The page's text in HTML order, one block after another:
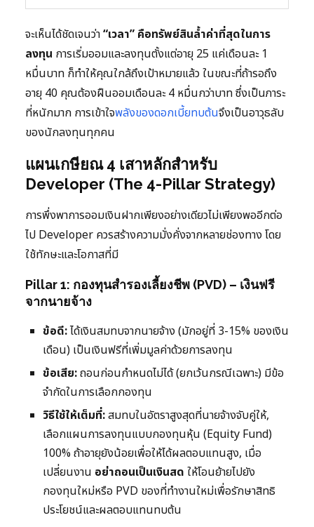
จะเห็นได้ชัดเจนว่า“เวลา” คือทรัพย์สินล้ำค่าที่สุดในการ
ลงทุน การเริ่มออมและลงทุนตั้งแต่อายุ 25 แค่เดือนละ 1
หมื่นบาท ก็ทำให้คุณใกล้ถึงเป้าหมายแล้ว ในขณะที่ถ้ารอถึง
อายุ 40 คุณต้องฝืนออมเดือนละ 4 หมื่นกว่าบาท ซึ่งเป็นภาระ
ที่หนักมาก การเข้าใจพลังของดอกเบี้ยทบต้นจึงเป็นอาวุธลับ
ของนักลงทุนทุกคน
แผนเกษียณ 4 เสาหลักสำหรับ
Developer (The 4-Pillar Strategy)
การพึ่งพาการออมเงินฝากเพียงอย่างเดียวไม่เพียงพออีกต่อ
ไป Developer ควรสร้างความมั่งคั่งจากหลายช่องทาง โดย
ใช้ทักษะและโอกาสที่มี
Pillar 1: กองทุนสำรองเลี้ยงชีพ (PVD) – เงินฟรี
จากนายจ้าง
ข้อดี:ได้เงินสมทบจากนายจ้าง (มักอยู่ที่ 3-15% ของเงิน
เดือน) เป็นเงินฟรีที่เพิ่มมูลค่าด้วยการลงทุน
ข้อเสีย:ถอนก่อนกำหนดไม่ได้ (ยกเว้นกรณีเฉพาะ) มีข้อ
จำกัดในการเลือกกองทุน
วิธีใช้ให้เต็มที่:สมทบในอัตราสูงสุดที่นายจ้างจับคู่ให้,
เลือกแผนการลงทุนแบบกองทุนหุ้น (Equity Fund)
100% ถ้าอายุยังน้อยเพื่อให้ได้ผลตอบแทนสูง, เมื่อ
เปลี่ยนงาน อย่าถอนเป็นเงินสด ให้โอนย้ายไปยัง
กองทุนใหม่หรือ PVD ของที่ทำงานใหม่เพื่อรักษาสิทธิ
ประโยชน์และผลตอบแทนทบต้น